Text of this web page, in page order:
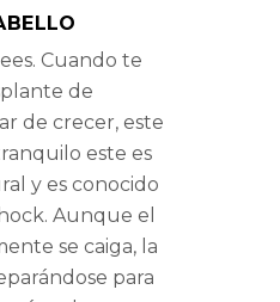
Cuando te
de
de crecer, este
este es
y es conocido
Aunque el
se caiga, la
para